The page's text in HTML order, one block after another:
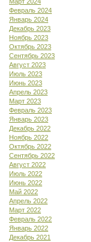
Февраль 2024
Январь 2024
Декабрь 2023
Ноябрь 2023
Октябрь 2023
Сентябрь 2023
Август 2023
Июль 2023
Июнь 2023
Апрель 2023
Март 2023
Февраль 2023
Январь 2023
Декабрь 2022
Ноябрь 2022
Октябрь 2022
Сентябрь 2022
Август 2022
Июль 2022
Июнь 2022
Май 2022
Апрель 2022
Март 2022
Февраль 2022
Январь 2022
Декабрь 2021